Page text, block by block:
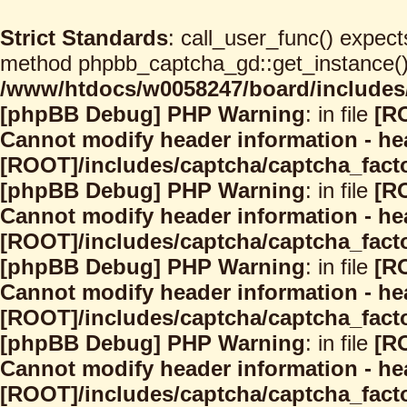
Strict Standards: call_user_func()
method
/www/htdocs/w0058247/board/
[phpBB Debug] PHP Warning: in file
Cannot modify header information -
[ROOT]/includes/captcha/
[phpBB Debug] PHP Warning: in file
Cannot modify header information -
[ROOT]/includes/captcha/
[phpBB Debug] PHP Warning: in file
Cannot modify header information -
[ROOT]/includes/captcha/
[phpBB Debug] PHP Warning: in file
Cannot modify header information -
[ROOT]/includes/captcha/